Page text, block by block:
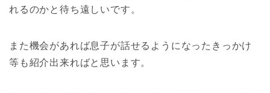
れるのかと待ち遠しいです。
また機会があれば息子が話せるようになったきっかけ
等も紹介出来ればと思います。